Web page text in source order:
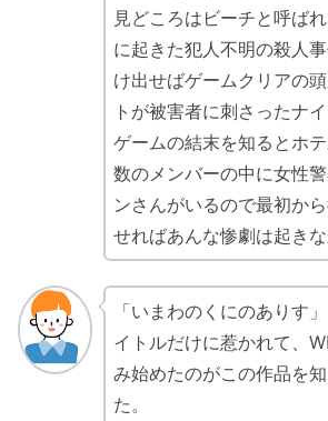
見どころはビーチと呼ば
に起きた犯人不明の殺人
け出せばゲームクリアの
トが被害者に刺さったナイ
ゲームの結末を知るとホ
数のメンバーの中に女性
ンさんがいるので最初か
せればあんな惨劇は起きな
「いまわのくにのありす
イトルだけに惹かれて、
み始めたのがこの作品を
た。